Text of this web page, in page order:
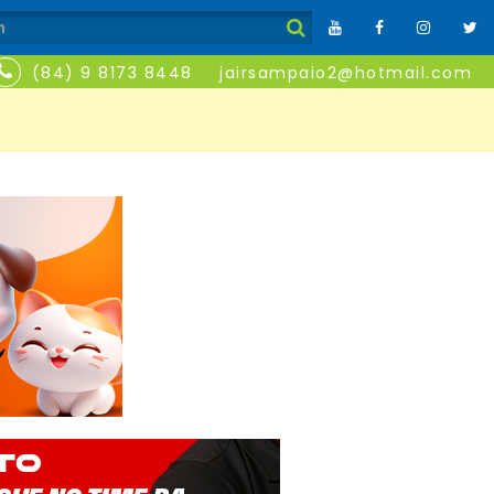
(84) 9 8173 8448 jairsampaio2@hotmail.com